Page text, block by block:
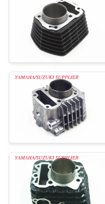
FÁBRICA
CONTROLE
DA
QUALIDADE
CONTACTE-
NOTÍCIA
PEÇA
Bloco
de